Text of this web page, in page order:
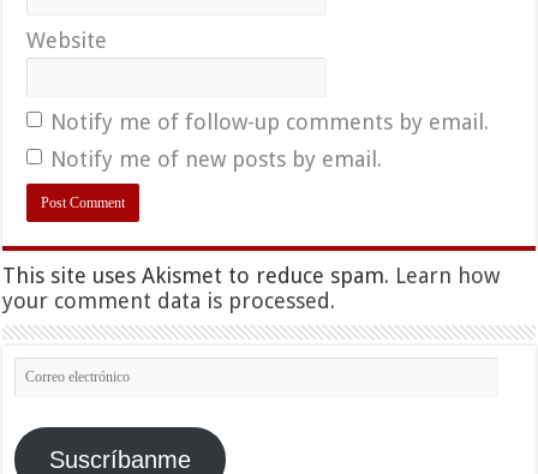
Website
Notify me of follow-up comments by email.
Notify me of new posts by email.
This site uses Akismet to reduce spam. Learn how
your comment data is processed.
Correo
electrónico
Suscríbanme